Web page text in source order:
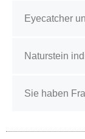
Eyecatcher
Naturstein
Sie haben